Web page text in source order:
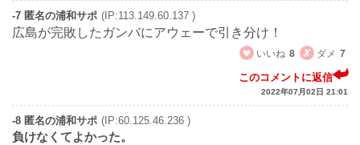
-7 匿名の浦和サポ (IP:113.149.60.137 )
広島が完敗したガンバにアウェーで引き分け！
いいね 8 ダメ 7
このコメントに返信
2022年07月02日 21:01
-8 匿名の浦和サポ (IP:60.125.46.236 )
負けなくてよかった。